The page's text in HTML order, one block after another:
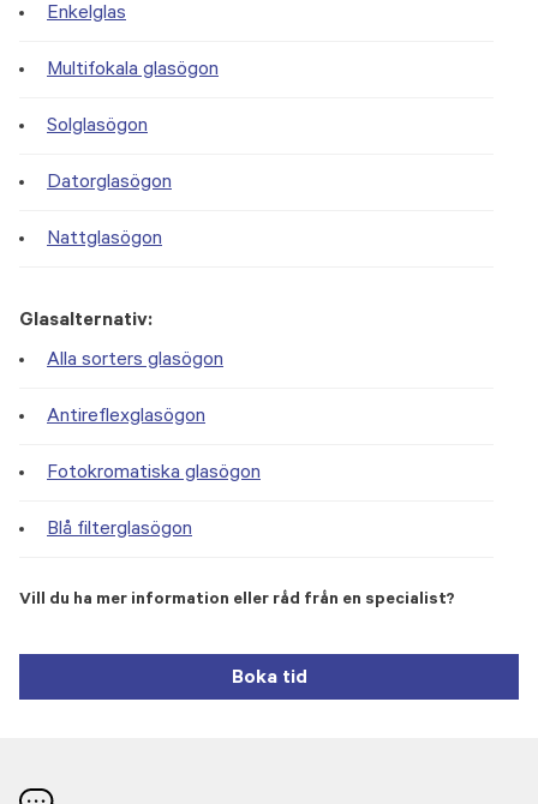
Enkelglas
Multifokala glasögon
Solglasögon
Datorglasögon
Nattglasögon
Glasalternativ:
Alla sorters glasögon
Antireflexglasögon
Fotokromatiska glasögon
Blå filterglasögon
Vill du ha mer information eller råd från en specialist?
Boka tid